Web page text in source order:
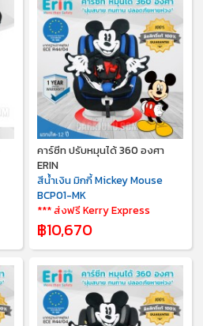
คาร์ซีท ปรับหมุนได้ 360 องศา
ERIN
สีน้ำเงิน มิกกี้ Mickey Mouse
BCP01-MK
*** ส่งฟรี Kerry Express
฿10,670